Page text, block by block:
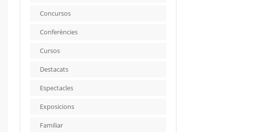
Concursos
Conferències
Cursos
Destacats
Espectacles
Exposicions
Familiar